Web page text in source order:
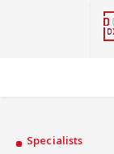
Specialists